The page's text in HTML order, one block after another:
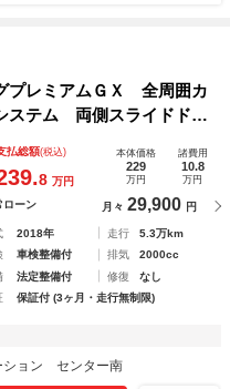
プレミアムＧＸ 全周囲カ
テム 両側スライドド
動格納ミラー ＡＴ Ｃ
ＡＢＳ ＥＳＣ エアコ
払総額(税込)
8 万円
本体価格
229
万円
諸費用
10.8
万円
ローン 月々 29,900 円
2018年 走行
5.3万km
車検整備付 排気
2000cc
法定整備付 修復
なし
保証付 (3ヶ月・走行無制限)
ション センター南